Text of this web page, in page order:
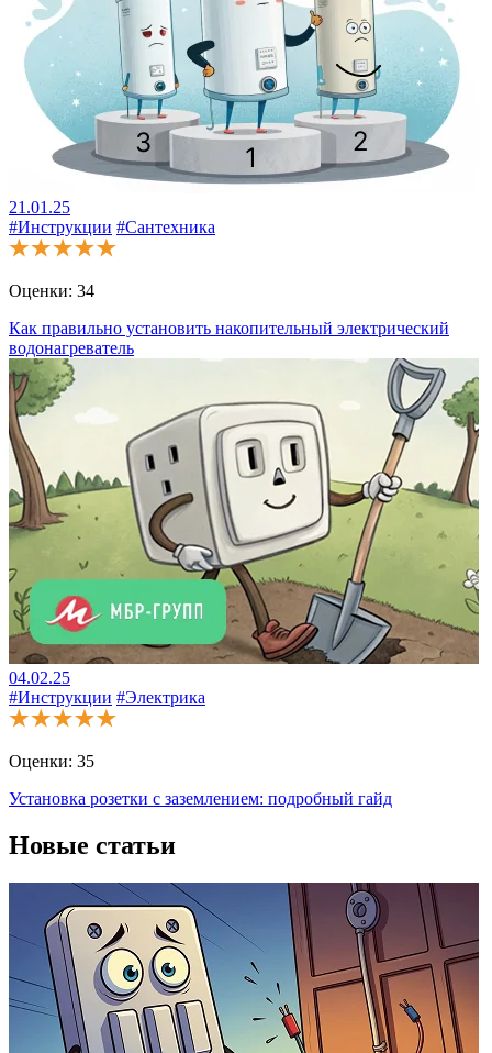
21.01.25
#Инструкции #Сантехника
Оценки: 34
Как правильно установить накопительный электрический
водонагреватель
04.02.25
#Инструкции #Электрика
Оценки: 35
Установка розетки с заземлением: подробный гайд
Новые статьи